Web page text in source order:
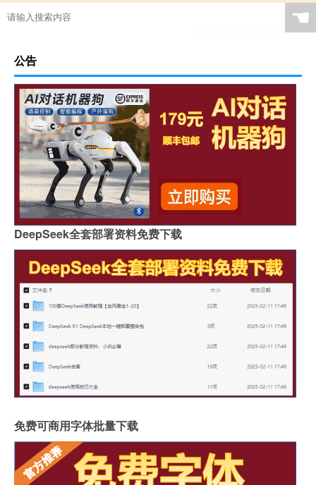
☚
公告
DeepSeek全套部署资料免费下载
免费可商用字体批量下载